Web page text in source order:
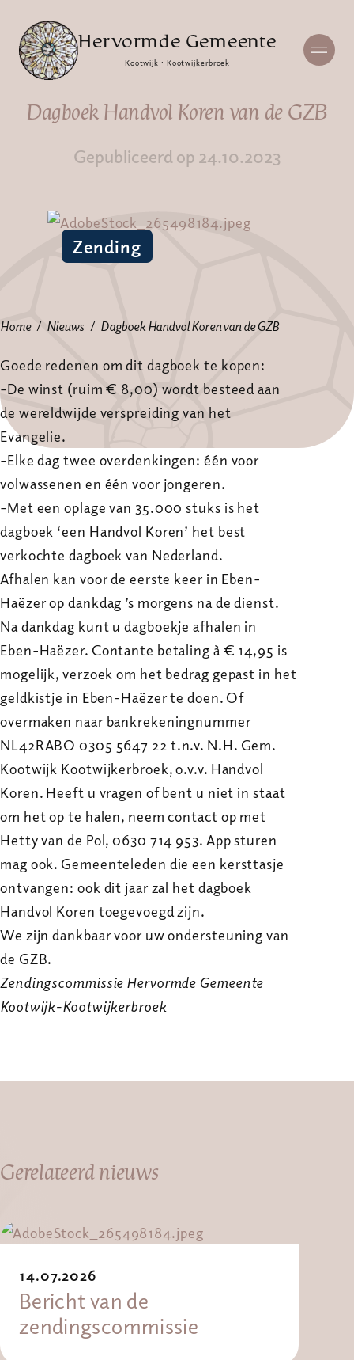
Hervormde Gemeente
Kootwijk · Kootwijkerbroek
Dagboek Handvol Koren van de GZB
Gepubliceerd op 24.10.2023
Zending
Home Nieuws Dagboek Handvol Koren van de GZB
Goede redenen om dit dagboek te kopen:
-De winst (ruim € 8,00) wordt besteed aan
de wereldwijde verspreiding van het
Evangelie.
-Elke dag twee overdenkingen: één voor
volwassenen en één voor jongeren.
-Met een oplage van 35.000 stuks is het
dagboek ‘een Handvol Koren’ het best
verkochte dagboek van Nederland.
Afhalen kan voor de eerste keer in Eben-
Haëzer op dankdag ’s morgens na de dienst.
Na dankdag kunt u dagboekje afhalen in
Eben-Haëzer. Contante betaling à € 14,95 is
mogelijk, verzoek om het bedrag gepast in het
geldkistje in Eben-Haëzer te doen. Of
overmaken naar bankrekeningnummer
NL42RABO 0305 5647 22 t.n.v. N.H. Gem.
Kootwijk Kootwijkerbroek, o.v.v. Handvol
Koren. Heeft u vragen of bent u niet in staat
om het op te halen, neem contact op met
Hetty van de Pol, 0630 714 953. App sturen
mag ook. Gemeenteleden die een kersttasje
ontvangen: ook dit jaar zal het dagboek
Handvol Koren toegevoegd zijn.
We zijn dankbaar voor uw ondersteuning van
de GZB.
Zendingscommissie Hervormde Gemeente
Kootwijk-Kootwijkerbroek
Gerelateerd nieuws
14.07.2026
Bericht van de
zendingscommissie